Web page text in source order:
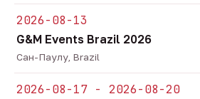
2026-08-13
G&M Events Brazil 2026
Сан-Паулу, Brazil
2026-08-17 - 2026-08-20